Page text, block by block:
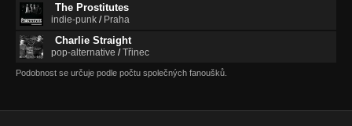
The Prostitutes
indie-punk / Praha
Charlie Straight
pop-alternative /Třinec
Podobnost se určuje podle počtu společných fanoušků.